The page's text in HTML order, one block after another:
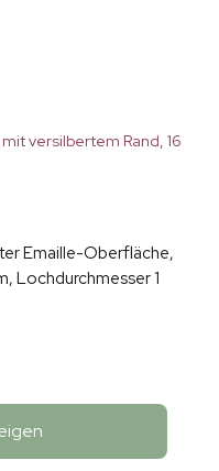
versilbertem Rand, 16
Emaille-Oberfläche,
Lochdurchmesser 1